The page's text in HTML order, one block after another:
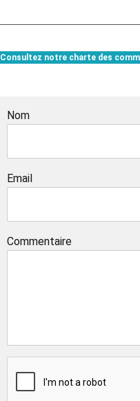
Consultez notre charte des
Nom
Email
Commentaire